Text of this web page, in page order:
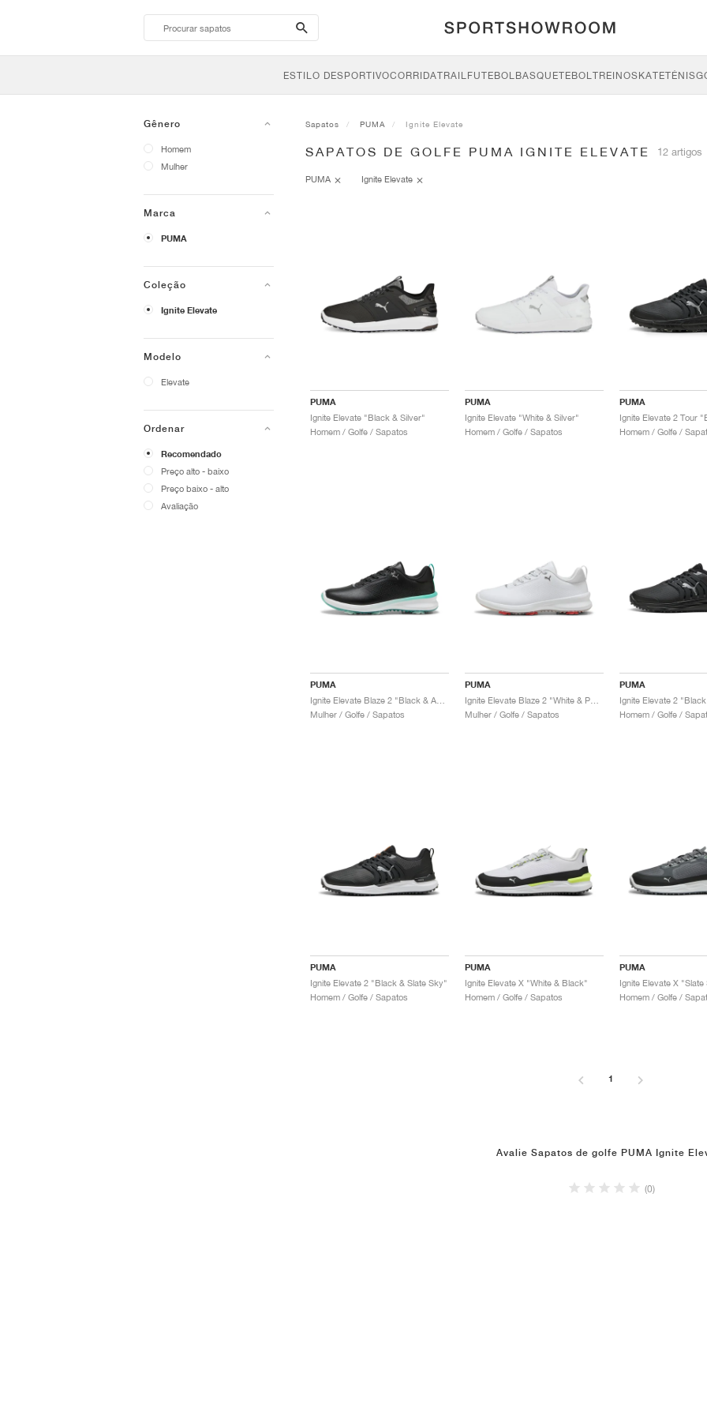
search-
btn
ESTILO DESPORTIVOCORRIDATRAILFUTEBOLBASQUETEBOLTREINOSKATETÉNIS
Gênero
Homem
Mulher
Marca
PUMA
Coleção
Ignite Elevate
Modelo
Elevate
Ordenar
Recomendado
Preço alto - baixo
Preço baixo - alto
Avaliação
Sapatos PUMA Ignite Elevate
SAPATOS DE GOLFE PUMA IGNITE ELEVATE 12 artigos
PUMA Ignite Elevate
PUMA
Ignite Elevate "Black & Silver"
Homem / Golfe / Sapatos
PUMA
Ignite Elevate "White & Silver"
Homem / Golfe / Sapatos
PUMA
Ignite Elevate 2 Tour
Homem / Golfe /
PUMA
Mulher / Golfe / Sapatos
PUMA
Ignite Elevate Blaze 2 "White & Peach Frost"
Mulher / Golfe / Sapatos
PUMA
Ignite Elevate 2
Homem / Golfe /
PUMA
Ignite Elevate 2 "Black & Slate Sky"
Homem / Golfe / Sapatos
PUMA
Ignite Elevate X "White & Black"
Homem / Golfe / Sapatos
PUMA
Ignite Elevate X
Homem / Golfe /
1
Avalie Sapatos de golfe PUMA Ignite
(0)